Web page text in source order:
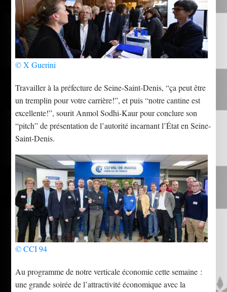
© X Guerini
Travailler à la préfecture de Seine-Saint-Denis, “ça peut être
un tremplin pour votre carrière!”, et puis “notre cantine est
excellente!”, sourit Anmol Sodhi-Kaur pour conclure son
“pitch” de présentation de l’autorité incarnant l’État en Seine-
Saint-Denis.
© CCI 94
Au programme de notre verticale économie cette semaine :
une grande soirée de l’attractivité économique avec la